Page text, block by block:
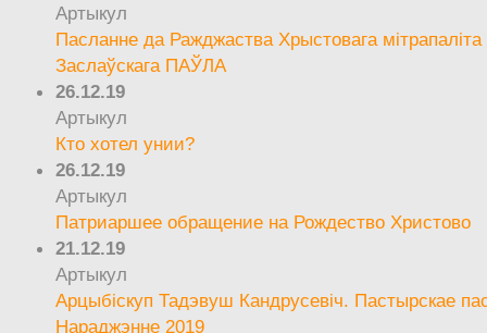
Артыкул
Пасланне да Ражджаства Хрыстовага мітрапаліта
Заслаўскага ПАЎЛА
26.12.19
Артыкул
Кто хотел унии?
26.12.19
Артыкул
Патриаршее обращение на Рождество Христово
21.12.19
Артыкул
Арцыбіскуп Тадэвуш Кандрусевіч. Пастырскае
Нараджэнне 2019